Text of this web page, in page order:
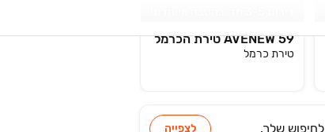
AVENEW 59 טירת הכרמל
טירת כרמל
לחיפוש שלך. לצפייה